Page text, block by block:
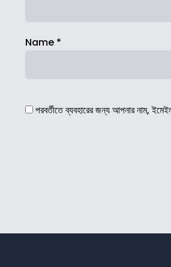
Name *
পরবর্তীতে ব্যবহারের জন্য আপনার নাম,